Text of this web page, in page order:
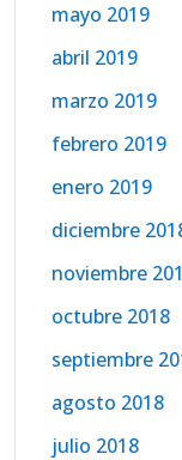
mayo 2019
abril 2019
marzo 2019
febrero 2019
enero 2019
diciembre
noviembre
octubre 2018
septiembre
agosto 2018
julio 2018